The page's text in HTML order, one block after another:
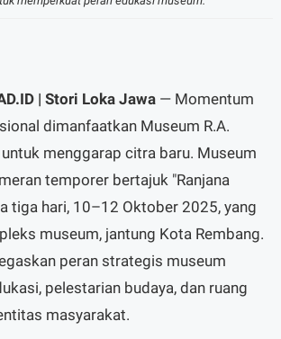
| Stori Loka Jawa— Momentum
dimanfaatkan Museum R.A.
menggarap citra baru. Museum
temporer bertajuk "Ranjana
tiga hari, 10–12 Oktober 2025, yang
museum, jantung Kota Rembang.
peran strategis museum
pelestarian budaya, dan ruang
masyarakat.